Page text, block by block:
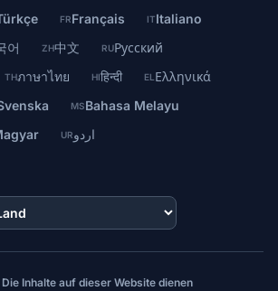
FRFrançais ITItaliano
어 ZH中文 RUРусский
THภาษาไทย HIहिन्दी EL Ελληνικά
MSBahasa Melayu
URاردو
Die Inhalte auf dieser Website dienen